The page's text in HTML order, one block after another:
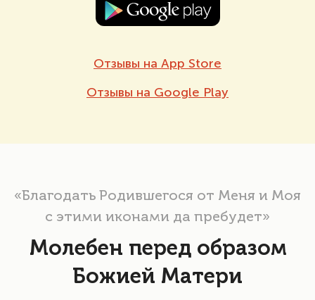
Отзывы на App Store
Отзывы на Google Play
«Благодать Родившегося от Меня и Моя
с этими иконами да пребудет»
Молебен перед образом
Божией Матери